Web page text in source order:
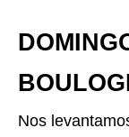
Nos